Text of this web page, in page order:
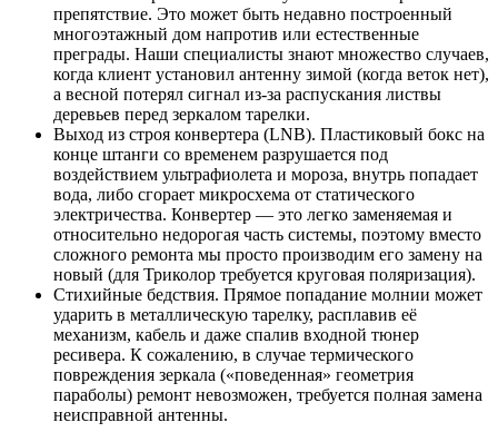
препятствие. Это может быть недавно построенный
многоэтажный дом напротив или естественные
преграды. Наши специалисты знают множество случаев,
когда клиент установил антенну зимой (когда веток нет),
а весной потерял сигнал из-за распускания листвы
деревьев перед зеркалом тарелки.
Выход из строя конвертера (LNB). Пластиковый бокс на
конце штанги со временем разрушается под
воздействием ультрафиолета и мороза, внутрь попадает
вода, либо сгорает микросхема от статического
электричества. Конвертер — это легко заменяемая и
относительно недорогая часть системы, поэтому вместо
сложного ремонта мы просто производим его замену на
новый (для Триколор требуется круговая поляризация).
Стихийные бедствия. Прямое попадание молнии может
ударить в металлическую тарелку, расплавив её
механизм, кабель и даже спалив входной тюнер
ресивера. К сожалению, в случае термического
повреждения зеркала («поведенная» геометрия
параболы) ремонт невозможен, требуется полная замена
неисправной антенны.